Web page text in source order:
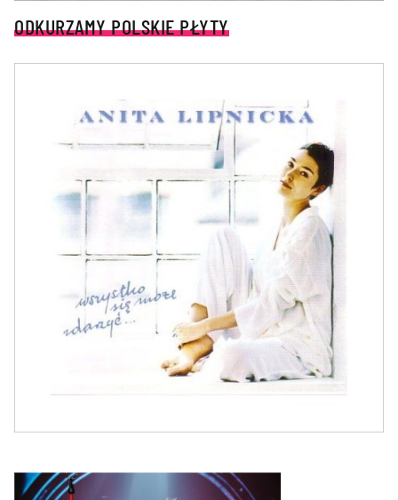
ODKURZAMY POLSKIE PŁYTY